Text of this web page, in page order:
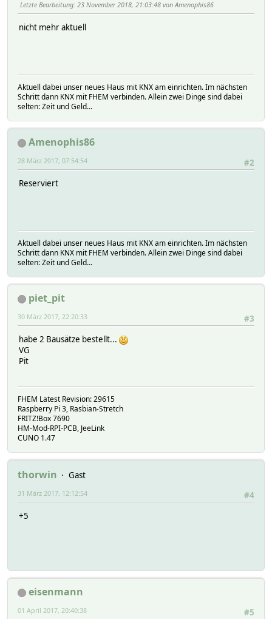
Letzte Bearbeitung: 23 November 2018, 21:03:48 von Amenophis86
nicht mehr aktuell
Aktuell dabei unser neues Haus mit KNX am einrichten. Im nächsten
Schritt dann KNX mit FHEM verbinden. Allein zwei Dinge sind dabei
selten: Zeit und Geld...
Amenophis86
#2
28 März 2017, 07:54:54
Reserviert
Aktuell dabei unser neues Haus mit KNX am einrichten. Im nächsten
Schritt dann KNX mit FHEM verbinden. Allein zwei Dinge sind dabei
selten: Zeit und Geld...
piet_pit
#3
30 März 2017, 22:20:33
habe 2 Bausätze bestellt...
VG
Pit
FHEM Latest Revision: 29615
Raspberry Pi 3, Rasbian-Stretch
FRITZ!Box 7690
HM-Mod-RPI-PCB, JeeLink
CUNO 1.47
thorwin
Gast
#4
31 März 2017, 12:12:54
+5
eisenmann
#5
01 April 2017, 20:40:38